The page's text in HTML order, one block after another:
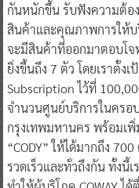
กันหนักขึ้น รับฟังความต้อ
สินค้าและคุณภาพการให้บ
จะมีสินค้าที่ออกมาตอบโ
ยิ่งขึ้นถึง 7 ตัว โดยเราตั้ง
Subscription ไว้ที่
จำนวนศูนย์บริการในคร
กรุงเทพมหานคร พร้อมเพิ่
“CODY” ให้ได้มากถึง
รวดเร็วและทั่วถึงกัน ทั้งนี้